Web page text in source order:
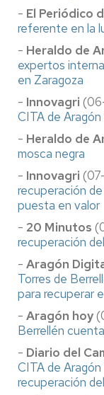
- El Periódico
referente en la
- Heraldo de
expertos
en Zaragoza
- Innovagri
CITA de
- Heraldo de
mosca negra
- Innovagri
recuperación
puesta en valor
- 20 Minutos
recuperación
- Aragón
Torres de
para recuperar
- Aragón hoy
Berrellén
- Diario del
CITA de
recuperación